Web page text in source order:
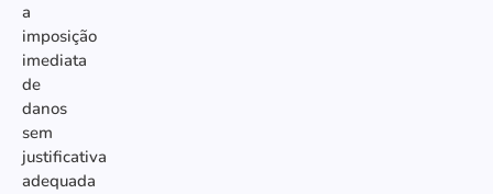
a
imposição
imediata
de
danos
sem
justificativa
adequada